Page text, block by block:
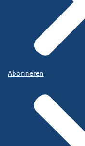
Abonneren